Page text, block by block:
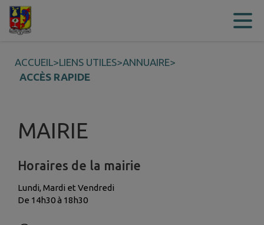
Contenu
ACCUEIL>LIENS UTILES>ANNUAIRE>
ACCÈS RAPIDE
MAIRIE
Horaires de la mairie
Lundi, Mardi et Vendredi
De 14h30 à 18h30